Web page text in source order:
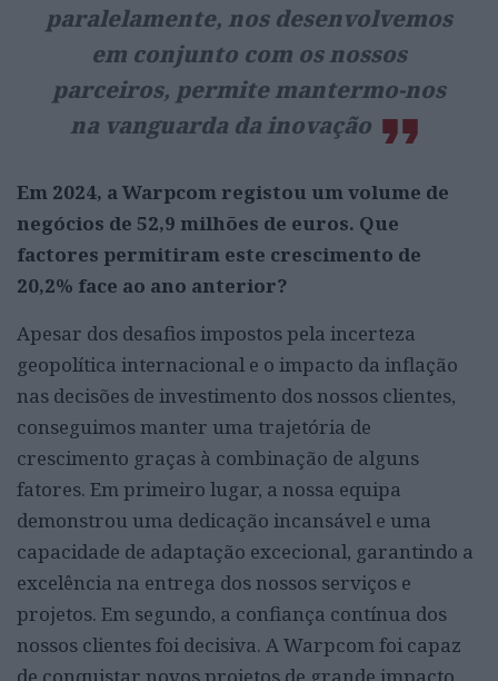
paralelamente, nos desenvolvemos
em conjunto com os nossos
parceiros, permite mantermo-nos
na vanguarda da inovação
Em 2024, a Warpcom registou um volume de
negócios de 52,9 milhões de euros. Que
factores permitiram este crescimento de
20,2% face ao ano anterior?
Apesar dos desafios impostos pela incerteza
geopolítica internacional e o impacto da inflação
nas decisões de investimento dos nossos clientes,
conseguimos manter uma trajetória de
crescimento graças à combinação de alguns
fatores. Em primeiro lugar, a nossa equipa
demonstrou uma dedicação incansável e uma
capacidade de adaptação excecional, garantindo a
excelência na entrega dos nossos serviços e
projetos. Em segundo, a confiança contínua dos
nossos clientes foi decisiva. A Warpcom foi capaz